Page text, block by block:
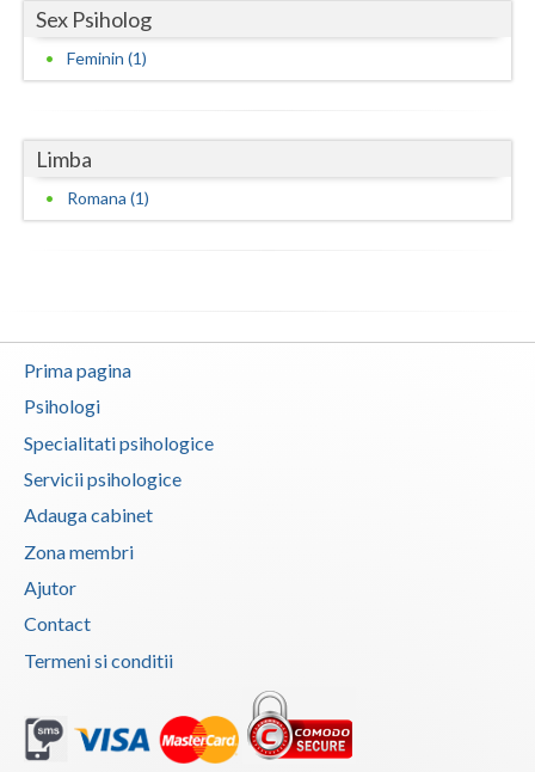
Sibiu
Suceava
Timis
Tulcea
Vrancea
Sex Psiholog
Feminin (1)
Limba
Romana (1)
Prima pagina
Psihologi
Specialitati psihologice
Servicii psihologice
Adauga cabinet
Zona membri
Ajutor
Contact
Termeni si conditii